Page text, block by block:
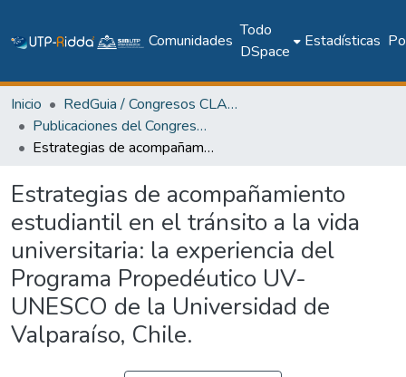
Comunidades
Todo
DSpace
Estadísticas
Inicio
RedGuia / Congresos CLABES
Publicaciones del Congreso Internacional CLABES
Estrategias de acompañamiento estudiantil en el tránsito a la vida universitaria: la experiencia del Programa Propedéutico UV-UNESCO de la Universidad de Valparaíso, Chile.
Estrategias de acompañamiento
estudiantil en el tránsito a la vida
universitaria: la experiencia del
Programa Propedéutico UV-
UNESCO de la Universidad de
Valparaíso, Chile.